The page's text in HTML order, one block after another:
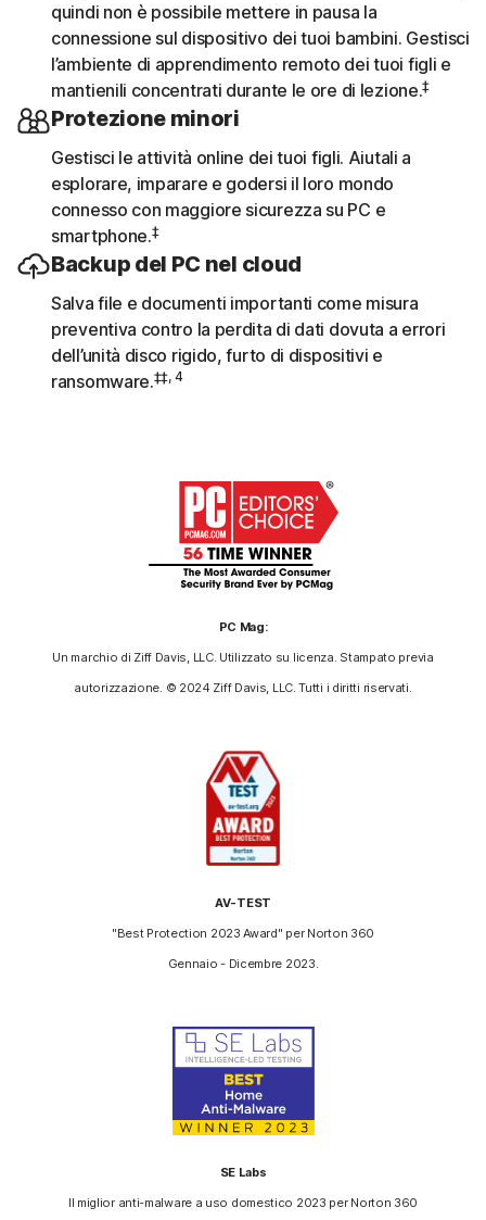
quindi non è possibile mettere in pausa la
connessione sul dispositivo dei tuoi bambini. Gestisci
l’ambiente di apprendimento remoto dei tuoi figli e
mantienili concentrati durante le ore di lezione.‡
Protezione minori
Gestisci le attività online dei tuoi figli. Aiutali a
esplorare, imparare e godersi il loro mondo
connesso con maggiore sicurezza su PC e
smartphone.‡
Backup del PC nel cloud
Salva file e documenti importanti come misura
preventiva contro la perdita di dati dovuta a errori
dell’unità disco rigido, furto di dispositivi e
ransomware.‡‡, 4
PC Mag:
Un marchio di Ziff Davis, LLC. Utilizzato su licenza. Stampato previa
autorizzazione. © 2024 Ziff Davis, LLC. Tutti i diritti riservati.
AV-TEST
"Best Protection 2023 Award" per Norton 360
Gennaio - Dicembre 2023.
SE Labs
Il miglior anti-malware a uso domestico 2023 per Norton 360